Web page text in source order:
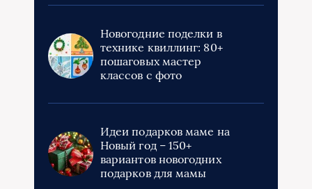
Новогодние поделки в
технике квиллинг: 80+
пошаговых мастер
классов с фото
Идеи подарков маме на
Новый год – 150+
вариантов новогодних
подарков для мамы